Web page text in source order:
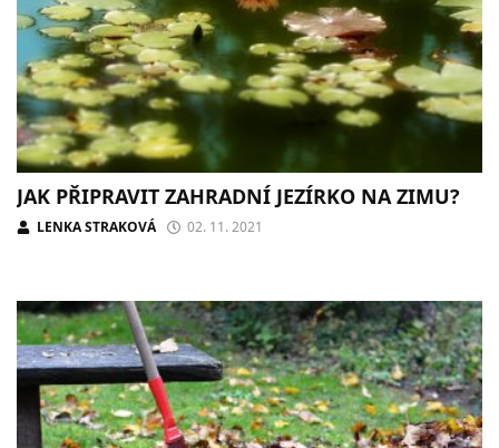
JAK PŘIPRAVIT ZAHRADNÍ JEZÍRKO NA ZIMU?
LENKA STRAKOVÁ 02. 11. 2021